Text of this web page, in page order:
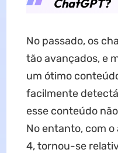
ChatGPT?
No passado, os
tão avançados, e
um ótimo
facilmente
esse conteúdo
No entanto, com o
4, tornou-se